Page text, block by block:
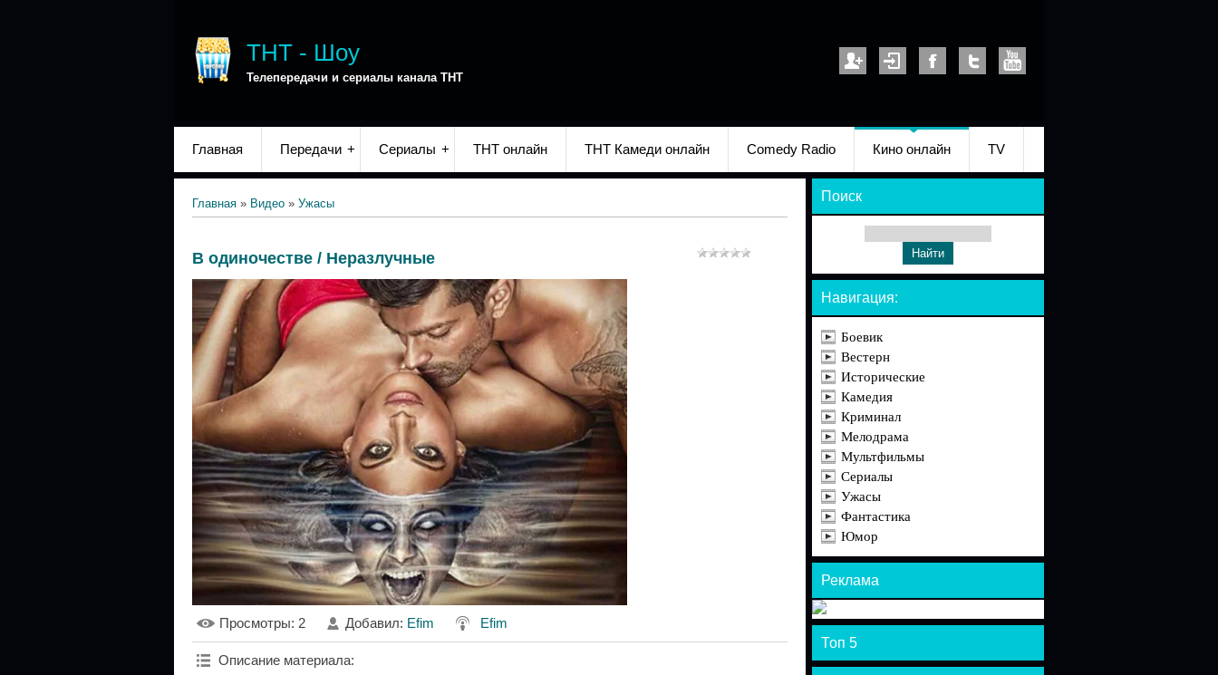
ТНТ - Шоу
Телепередачи и сериалы канала ТНТ
Главная Передачи Сериалы ТНТ онлайн ТНТ Камеди онлайн Comedy Radio Кино онлайн TV
Главная » Видео » Ужасы
В одиночестве / Неразлучные
Просмотры: 2 Добавил: Efim Efim
Описание материала:
Поиск
Навигация:
Боевик
Вестерн
Исторические
Камедия
Криминал
Мелодрама
Мультфильмы
Сериалы
Ужасы
Фантастика
Юмор
Реклама
Топ 5